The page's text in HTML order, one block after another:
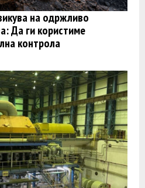
на одржливо
Да ги користиме
контрола